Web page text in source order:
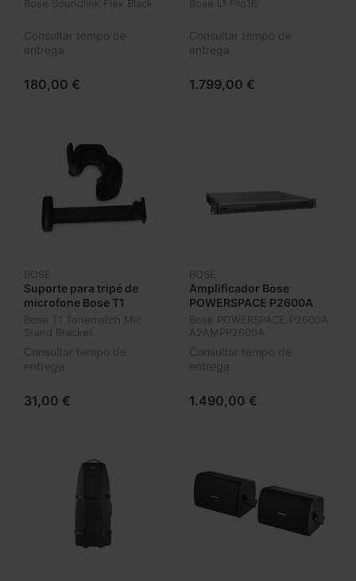
Bose Soundlink Flex Black
Consultar tempo de
entrega
180,00 €
Bose L1 Pro16
Consultar tempo de
entrega
1.799,00 €
BOSE
Suporte para tripé de
microfone Bose T1
Tonematch
A2PAST1STANDBRK
Bose T1 Tonematch Mic
Stand Bracket
Consultar tempo de
entrega
31,00 €
BOSE
Amplificador Bose
POWERSPACE P2600A
A2AMPP2600A
Bose POWERSPACE P2600A
A2AMPP2600A
Consultar tempo de
entrega
1.490,00 €